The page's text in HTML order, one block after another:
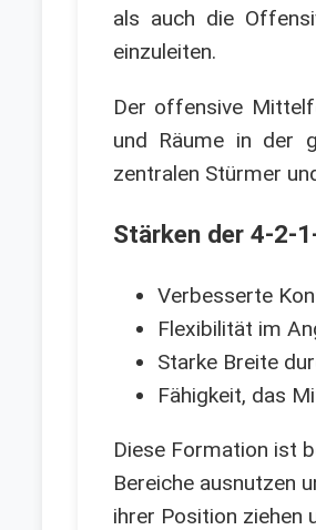
als auch die
einzuleiten.
Der offensive
und Räume in der
zentralen Stürmer
Stärken der 4-2-
Verbesserte
Flexibilität im
Starke Breite
Fähigkeit, das
Diese Formation ist
Bereiche ausnutzen
ihrer Position ziehen